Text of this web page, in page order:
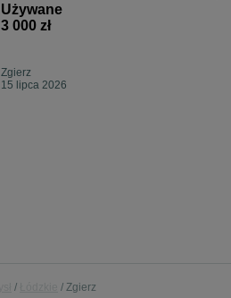
Używane
3 000 zł
Zgierz
15 lipca 2026
Zgierz